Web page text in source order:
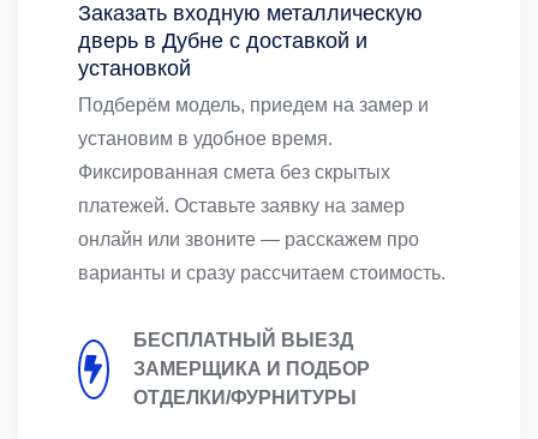
Заказать входную металлическую
дверь в Дубне с доставкой и
установкой
Подберём модель, приедем на замер и
установим в удобное время.
Фиксированная смета без скрытых
платежей. Оставьте заявку на замер
онлайн или звоните — расскажем про
варианты и сразу рассчитаем стоимость.
БЕСПЛАТНЫЙ ВЫЕЗД
ЗАМЕРЩИКА И ПОДБОР
ОТДЕЛКИ/ФУРНИТУРЫ